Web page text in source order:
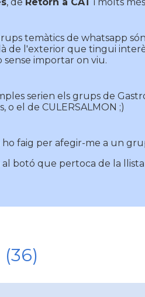
temàtics de whatsapp
de l'exterior que tingui
sense importar on viu.
serien els grups de
o el de CULERSALMON ;)
ho faig per afegir-me a un
al botó que pertoca de la